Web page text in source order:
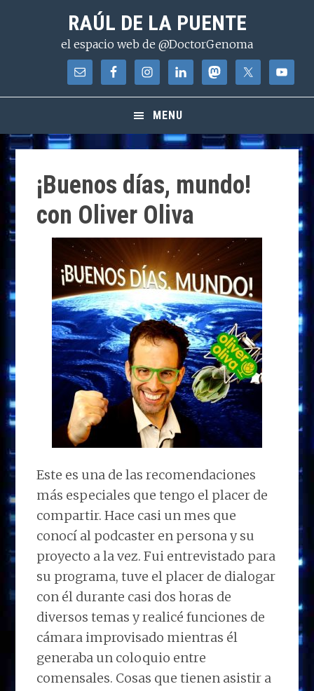
contenido
RAÚL DE LA PUENTE
el espacio web de @DoctorGenoma
MENU
¡Buenos días, mundo!
con Oliver Oliva
Este es una de las recomendaciones
más especiales que tengo el placer de
compartir. Hace casi un mes que
conocí al podcaster en persona y su
proyecto a la vez. Fui entrevistado para
su programa, tuve el placer de dialogar
con él durante casi dos horas de
diversos temas y realicé funciones de
cámara improvisado mientras él
generaba un coloquio entre
comensales. Cosas que tienen asistir a